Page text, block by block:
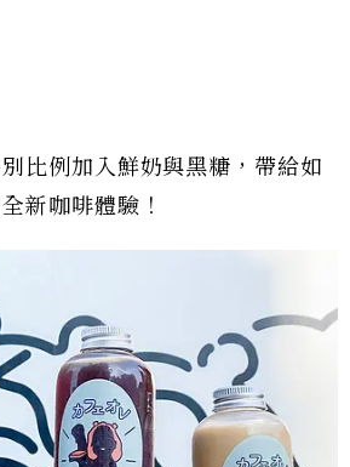
比例加入鮮奶與黑糖，帶給如
新咖啡體驗！